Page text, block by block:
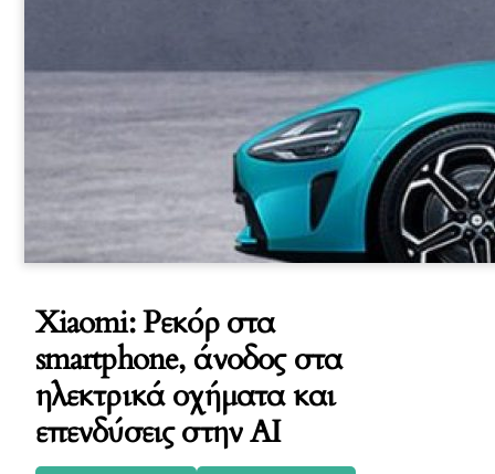
Xiaomi: Ρεκόρ στα
smartphone, άνοδος στα
ηλεκτρικά οχήματα και
επενδύσεις στην AI